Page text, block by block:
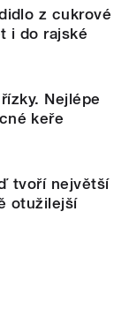
z cukrové
i do rajské
Nejlépe
keře
tvoří největší
otužilejší